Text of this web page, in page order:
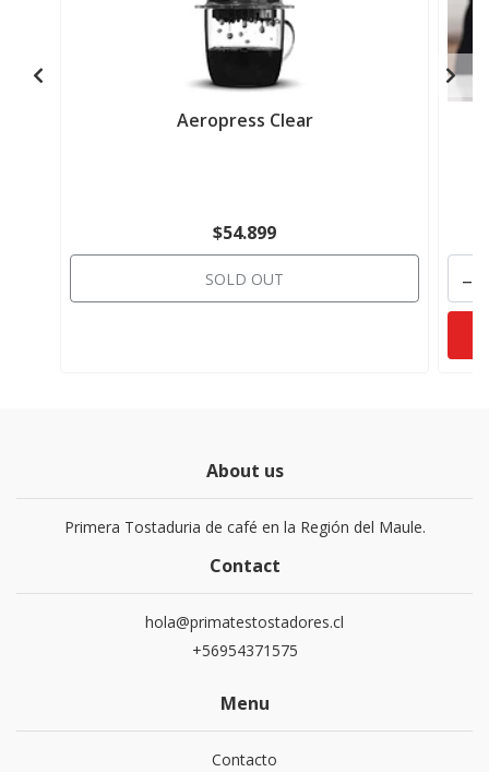
Aeropress Clear
$54.899
SOLD OUT -
About us
Primera Tostaduria de café en la Región del Maule.
Contact
hola@primatestostadores.cl
+56954371575
Menu
Contacto